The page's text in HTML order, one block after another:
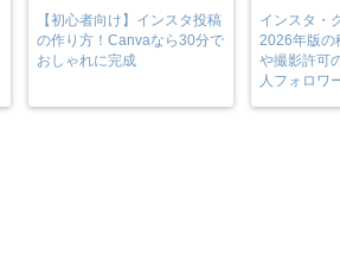
【初心者向け】インスタ投稿
の作り方！Canvaなら30分で
おしゃれに完成
インスタ・
2026年版の
や撮影許可
人フォロワ